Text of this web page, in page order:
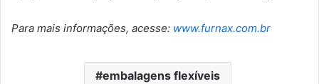
Para mais informações, acesse: www.furnax.com.br
embalagens flexíveis